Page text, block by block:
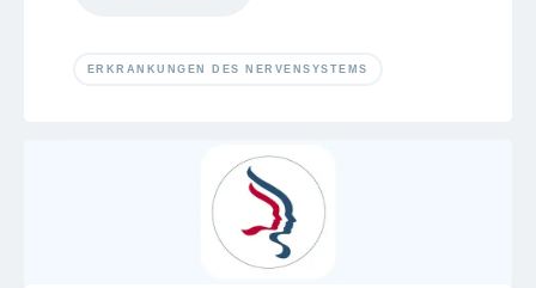
ERKRANKUNGEN DES NERVENSYSTEMS